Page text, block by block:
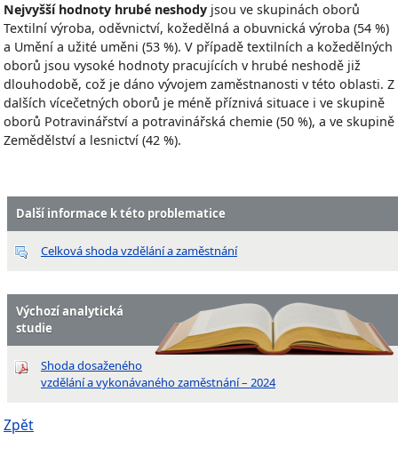
Nejvyšší hodnoty hrubé neshody jsou ve skupinách oborů
Textilní výroba, oděvnictví, kožedělná a obuvnická výroba (54 %)
a Umění a užité uměni (53 %). V případě textilních a kožedělných
oborů jsou vysoké hodnoty pracujících v hrubé neshodě již
dlouhodobě, což je dáno vývojem zaměstnanosti v této oblasti. Z
dalších vícečetných oborů je méně příznivá situace i ve skupině
oborů Potravinářství a potravinářská chemie (50 %), a ve skupině
Zemědělství a lesnictví (42 %).
Další informace k této problematice
Celková shoda vzdělání a zaměstnání
Výchozí analytická
studie
Shoda dosaženého
vzdělání a vykonávaného zaměstnání – 2024
Zpět